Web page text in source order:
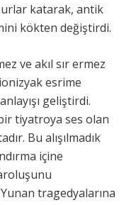
katarak, antik
kökten değiştirdi.
ve akıl sır ermez
esrime
geliştirdi.
tiyatroya ses olan
Bu alışılmadık
içine
tragedyalarına